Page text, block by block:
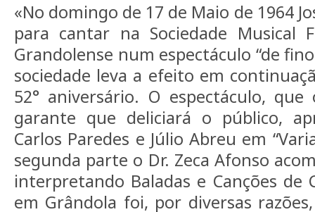
«No domingo de 17 de Maio de 1964
para cantar na Sociedade Musical
Grandolense num espectáculo “de
sociedade leva a efeito em
52° aniversário. O espectáculo,
garante que deliciará o público,
Carlos Paredes e Júlio Abreu em
segunda parte o Dr. Zeca Afonso
interpretando Baladas e Canções de
em Grândola foi, por diversas